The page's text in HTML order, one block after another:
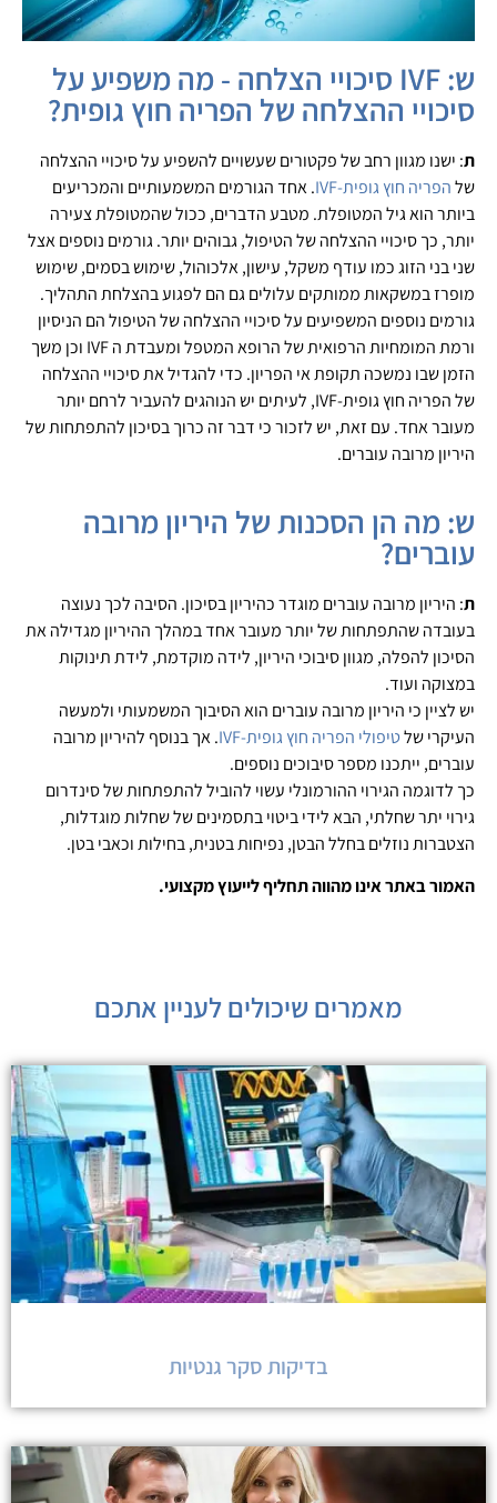
ש: IVF סיכויי הצלחה - מה משפיע על
סיכויי ההצלחה של הפריה חוץ גופית?
ת: ישנו מגוון רחב של פקטורים שעשויים להשפיע על סיכויי ההצלחה
שלהפריה חוץ גופית-IVF
. אחד הגורמים המשמעותיים והמכריעים
ביותר הוא גיל המטופלת. מטבע הדברים, ככול שהמטופלת צעירה
יותר, כך סיכויי ההצלחה של הטיפול, גבוהים יותר. גורמים נוספים אצל
שני בני הזוג כמו עודף משקל, עישון, אלכוהול, שימוש בסמים, שימוש
מופרז במשקאות ממותקים עלולים גם הם לפגוע בהצלחת התהליך.
גורמים נוספים המשפיעים על סיכויי ההצלחה של הטיפול הם הניסיון
ורמת המומחיות הרפואית של הרופא המטפל ומעבדת ה IVF וכן משך
הזמן שבו נמשכה תקופת אי הפריון. כדי להגדיל את סיכויי ההצלחה
של הפריה חוץ גופית-IVF, לעיתים יש הנוהגים להעביר לרחם יותר
מעובר אחד. עם זאת, יש לזכור כי דבר זה כרוך בסיכון להתפתחות של
היריון מרובה עוברים.
ש: מה הן הסכנות של היריון מרובה
עוברים?
ת: היריון מרובה עוברים מוגדר כהיריון בסיכון. הסיבה לכך נעוצה
בעובדה שהתפתחות של יותר מעובר אחד במהלך ההיריון מגדילה את
הסיכון להפלה, מגוון סיבוכי היריון, לידה מוקדמת, לידת תינוקות
במצוקה ועוד.
יש לציין כי היריון מרובה עוברים הוא הסיבוך המשמעותי ולמעשה
העיקרי שלטיפולי הפריה חוץ גופית-IVF
. אך בנוסף להיריון מרובה
עוברים, ייתכנו מספר סיבוכים נוספים.
כך לדוגמה הגירוי ההורמונלי עשוי להוביל להתפתחות של סינדרום
גירוי יתר שחלתי, הבא לידי ביטוי בתסמינים של שחלות מוגדלות,
הצטברות נוזלים בחלל הבטן, נפיחות בטנית, בחילות וכאבי בטן.
האמור באתר אינו מהווה תחליף לייעוץ מקצועי.
מאמרים שיכולים לעניין אתכם
בדיקות סקר גנטיות